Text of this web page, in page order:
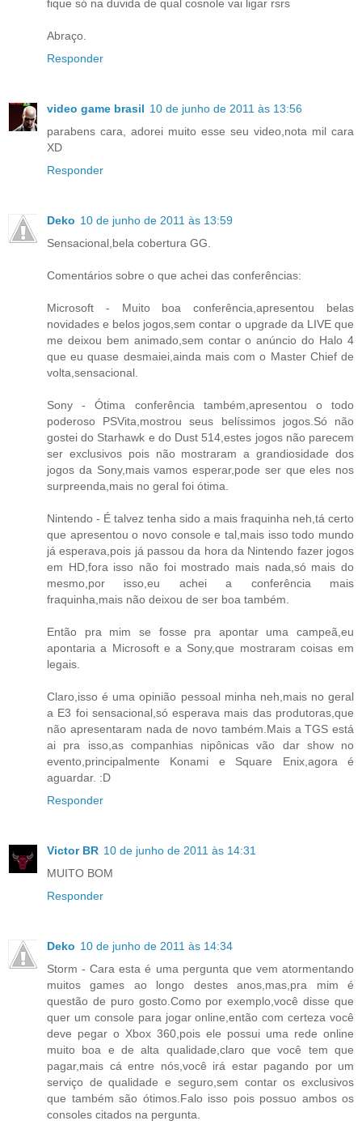
fique só na duvida de qual cosnole vai ligar rsrs
Abraço.
Responder
video game brasil 10 de junho de 2011 às 13:56
parabens cara, adorei muito esse seu video,nota mil cara
XD
Responder
Deko 10 de junho de 2011 às 13:59
Sensacional,bela cobertura GG.
Comentários sobre o que achei das conferências:
Microsoft - Muito boa conferência,apresentou belas
novidades e belos jogos,sem contar o upgrade da LIVE que
me deixou bem animado,sem contar o anúncio do Halo 4
que eu quase desmaiei,ainda mais com o Master Chief de
volta,sensacional.
Sony - Ótima conferência também,apresentou o todo
poderoso PSVita,mostrou seus belíssimos jogos.Só não
gostei do Starhawk e do Dust 514,estes jogos não parecem
ser exclusivos pois não mostraram a grandiosidade dos
jogos da Sony,mais vamos esperar,pode ser que eles nos
surpreenda,mais no geral foi ótima.
Nintendo - É talvez tenha sido a mais fraquinha neh,tá certo
que apresentou o novo console e tal,mais isso todo mundo
já esperava,pois já passou da hora da Nintendo fazer jogos
em HD,fora isso não foi mostrado mais nada,só mais do
mesmo,por isso,eu achei a conferência mais
fraquinha,mais não deixou de ser boa também.
Então pra mim se fosse pra apontar uma campeã,eu
apontaria a Microsoft e a Sony,que mostraram coisas em
legais.
Claro,isso é uma opinião pessoal minha neh,mais no geral
a E3 foi sensacional,só esperava mais das produtoras,que
não apresentaram nada de novo também.Mais a TGS está
ai pra isso,as companhias nipônicas vão dar show no
evento,principalmente Konami e Square Enix,agora é
aguardar. :D
Responder
Victor BR 10 de junho de 2011 às 14:31
MUITO BOM
Responder
Deko 10 de junho de 2011 às 14:34
Storm - Cara esta é uma pergunta que vem atormentando
muitos games ao longo destes anos,mas,pra mim é
questão de puro gosto.Como por exemplo,você disse que
quer um console para jogar online,então com certeza você
deve pegar o Xbox 360,pois ele possui uma rede online
muito boa e de alta qualidade,claro que você tem que
pagar,mais cá entre nós,você irá estar pagando por um
serviço de qualidade e seguro,sem contar os exclusivos
que também são ótimos.Falo isso pois possuo ambos os
consoles citados na pergunta.